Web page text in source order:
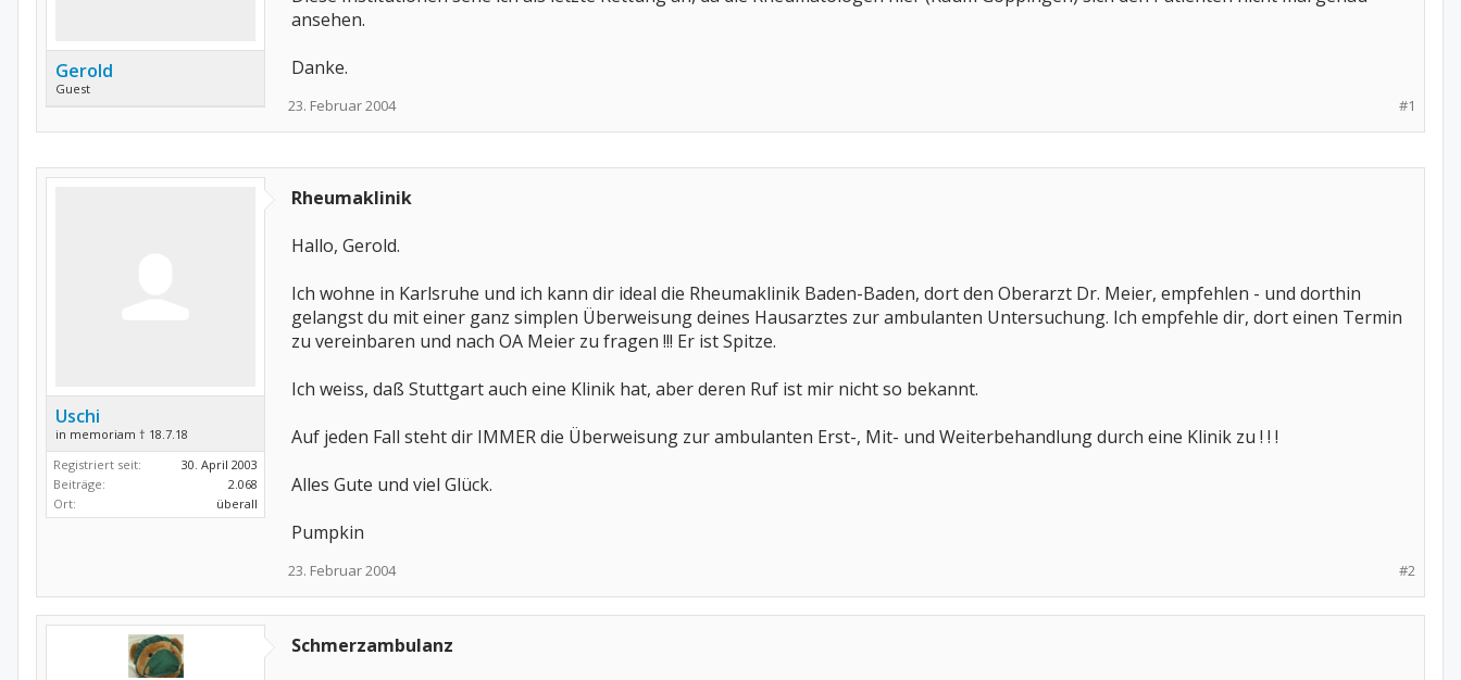
Gerold
Guest
ansehen.
Danke.
#1
23. Februar 2004
Uschi
in memoriam † 18.7.18
Registriert seit:
30. April 2003
Beiträge:
2.068
Ort:
überall
Rheumaklinik
Hallo, Gerold.
Ich wohne in Karlsruhe und ich kann dir ideal die Rheumaklinik Baden-Baden, dort den Oberarzt Dr. Meier, empfehlen - und dorthin
gelangst du mit einer ganz simplen Überweisung deines Hausarztes zur ambulanten Untersuchung. Ich empfehle dir, dort einen Termin
zu vereinbaren und nach OA Meier zu fragen !!! Er ist Spitze.
Ich weiss, daß Stuttgart auch eine Klinik hat, aber deren Ruf ist mir nicht so bekannt.
Auf jeden Fall steht dir IMMER die Überweisung zur ambulanten Erst-, Mit- und Weiterbehandlung durch eine Klinik zu ! ! !
Alles Gute und viel Glück.
Pumpkin
#2
23. Februar 2004
Schmerzambulanz